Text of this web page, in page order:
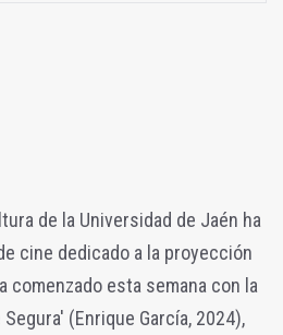
de la Universidad de Jaén ha
cine dedicado a la proyección
comenzado esta semana con la
(Enrique García, 2024),